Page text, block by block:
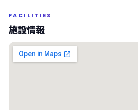
FACILITIES
施設情報